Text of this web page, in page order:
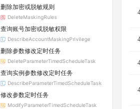
删除加密或脱敏规则
DeleteMaskingRules
查询账号加密或脱敏权限
DescribeAccountMaskingPrivilege
删除参数修改定时任务
DeleteParameterTimedScheduleTask
查询实例参数修改定时任务
DescribeParameterTimedScheduleTask
修改参数定时任务
ModifyParameterTimedScheduleTask